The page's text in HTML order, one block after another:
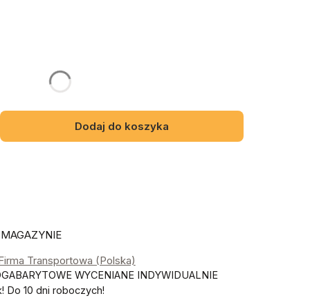
różnić się ceną
Dodaj do koszyka
Transportowa (Polska)
WYCENIANE INDYWIDUALNIE
Do 10 dni roboczych!